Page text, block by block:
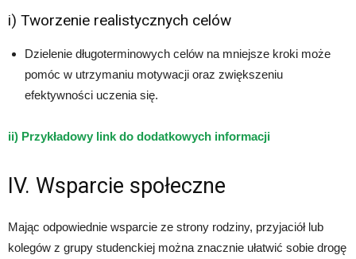
i) Tworzenie realistycznych celów
Dzielenie długoterminowych celów na mniejsze kroki może
pomóc w utrzymaniu motywacji oraz zwiększeniu
efektywności uczenia się.
ii) Przykładowy link do dodatkowych informacji
IV. Wsparcie społeczne
Mając odpowiednie wsparcie ze strony rodziny, przyjaciół lub
kolegów z grupy studenckiej można znacznie ułatwić sobie drogę